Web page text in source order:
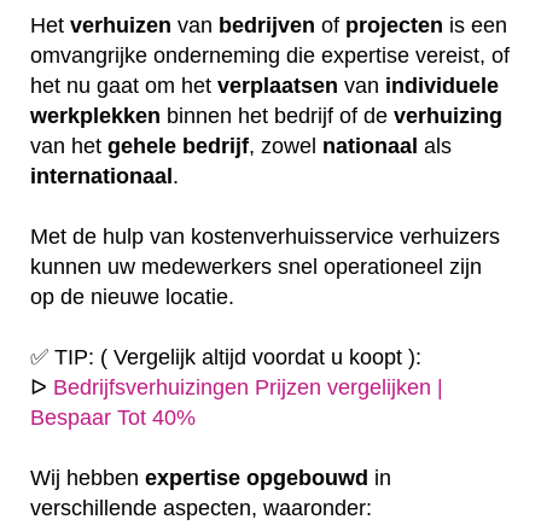
Het verhuizen van bedrijven of projecten is een
omvangrijke onderneming die expertise vereist, of
het nu gaat om het verplaatsen van individuele
werkplekken binnen het bedrijf of de verhuizing
van het gehele bedrijf, zowel nationaal als
internationaal .
Met de hulp van kostenverhuisservice verhuizers
kunnen uw medewerkers snel operationeel zijn
op de nieuwe locatie.
✅ TIP: ( Vergelijk altijd voordat u koopt ):
ᐅ Bedrijfsverhuizingen Prijzen vergelijken |
Bespaar Tot 40%
Wij hebben expertise opgebouwd in
verschillende aspecten, waaronder: